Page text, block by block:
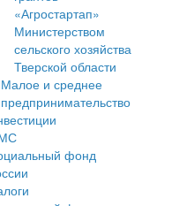
«Агростартап»
Министерством
сельского хозяйства
Тверской области
Малое и среднее
предпринимательство
фонд